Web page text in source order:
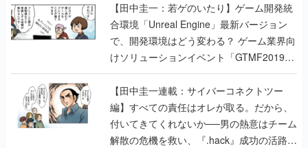
【田中圭一：若ゲのいたり】ゲーム開発統
合環境「Unreal Engine」最新バージョン
で、開発環境はどう変わる？ ゲーム業界向
けソリューションイベント「GTMF2019」
に行って、より理解を深めよう【PR】
【田中圭一連載：サイバーコネクトツー
編】すべての責任はオレが取る。だから、
付いてきてくれないか──男の熱意はチーム
解散の危機を救い、『.hack』成功の活路を